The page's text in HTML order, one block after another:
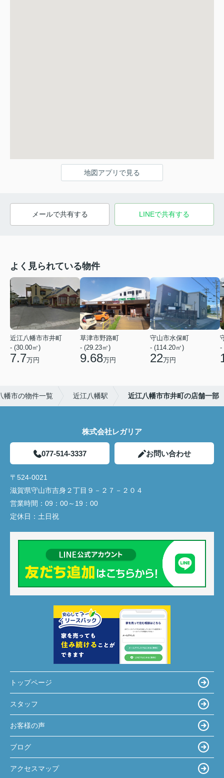
地図アプリで見る
メールで共有する LINEで共有する
よく見られている物件
近江八幡市市井町
- (30.00㎡)
7.7万円
草津市野路町
- (29.23㎡)
9.68万円
守山市水保町
- (114.20㎡)
22万円
-
幡市の物件一覧 近江八幡駅 近江八幡市市井町の店舗一部
株式会社レガリア
077-514-3337 お問い合わせ
〒524-0021
滋賀県守山市吉身２丁目９－２７－２０４
営業時間： 09：00～19：00
定休日： 土日祝
トップページ
スタッフ
お客様の声
ブログ
アクセスマップ